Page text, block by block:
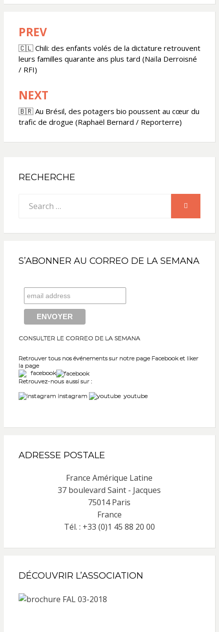
Navigation
de
l’article
PREV
🇨🇱 Chili: des enfants volés de la dictature retrouvent
leurs familles quarante ans plus tard (Naïla Derroisné
/ RFI)
NEXT
🇧🇷 Au Brésil, des potagers bio poussent au cœur du
trafic de drogue (Raphaël Bernard / Reporterre)
RECHERCHE
for:
SEARCH
S’ABONNER AU CORREO DE LA SEMANA
CONSULTER LE CORREO DE LA SEMANA
Retrouver tous nos événements sur notre page Facebook et liker
la page
facebook
Retrouvez-nous aussi sur :
instagram
youtube
ADRESSE POSTALE
France Amérique Latine
37 boulevard Saint - Jacques
75014 Paris
France
Tél. : +33 (0)1 45 88 20 00
DÉCOUVRIR L’ASSOCIATION